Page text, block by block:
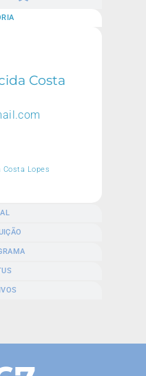
Costa
Costa Lopes